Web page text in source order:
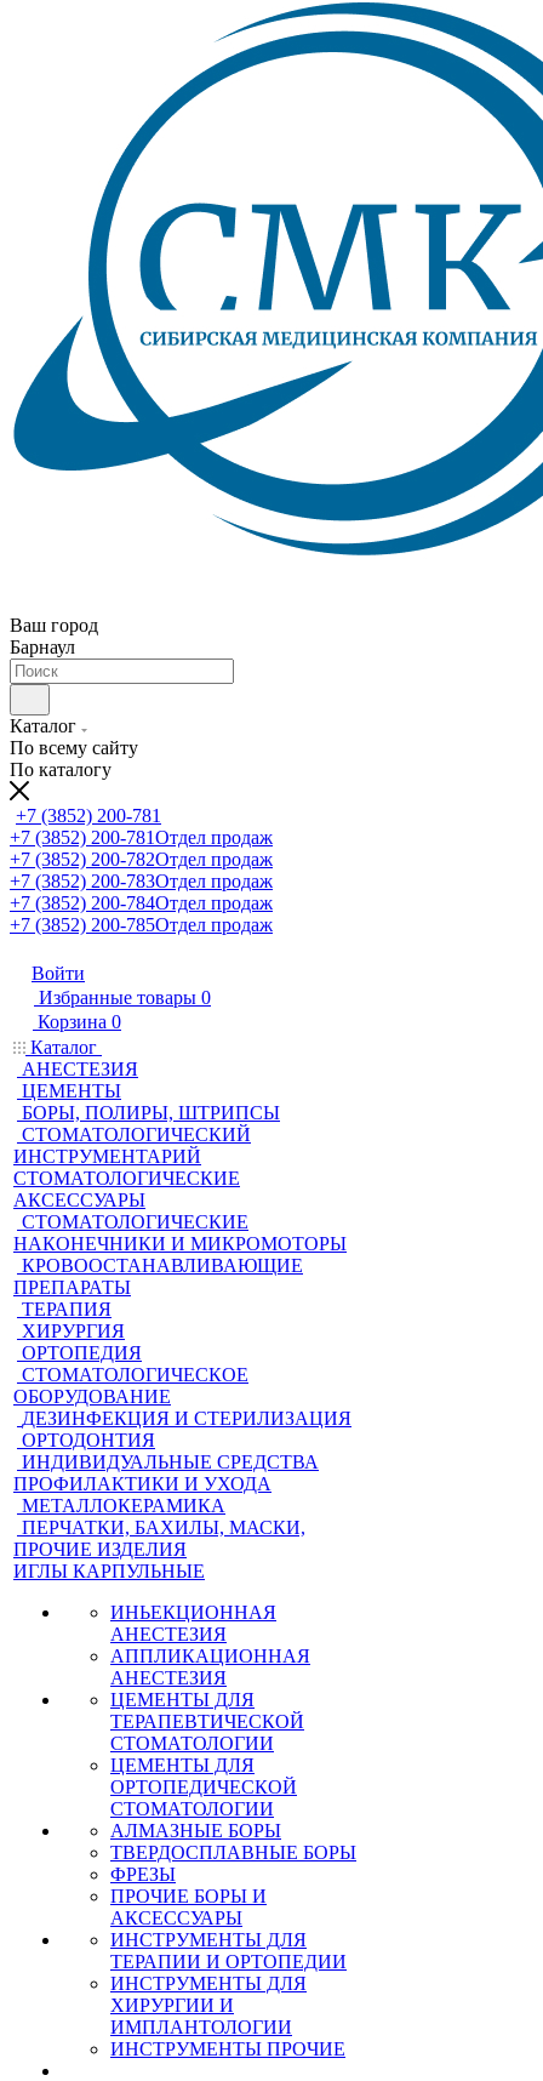
Ваш город
Барнаул
Каталог
По всему сайту
По каталогу
+7 (3852) 200-781
+7 (3852) 200-781Отдел продаж
+7 (3852) 200-782Отдел продаж
+7 (3852) 200-783Отдел продаж
+7 (3852) 200-784Отдел продаж
+7 (3852) 200-785Отдел продаж
Войти
Избранные товары 0
Корзина 0
Каталог
АНЕСТЕЗИЯ
ЦЕМЕНТЫ
БОРЫ, ПОЛИРЫ, ШТРИПСЫ
СТОМАТОЛОГИЧЕСКИЙ
ИНСТРУМЕНТАРИЙ
СТОМАТОЛОГИЧЕСКИЕ
АКСЕССУАРЫ
СТОМАТОЛОГИЧЕСКИЕ
НАКОНЕЧНИКИ И МИКРОМОТОРЫ
КРОВООСТАНАВЛИВАЮЩИЕ
ПРЕПАРАТЫ
ТЕРАПИЯ
ХИРУРГИЯ
ОРТОПЕДИЯ
СТОМАТОЛОГИЧЕСКОЕ
ОБОРУДОВАНИЕ
ДЕЗИНФЕКЦИЯ И СТЕРИЛИЗАЦИЯ
ОРТОДОНТИЯ
ИНДИВИДУАЛЬНЫЕ СРЕДСТВА
ПРОФИЛАКТИКИ И УХОДА
МЕТАЛЛОКЕРАМИКА
ПЕРЧАТКИ, БАХИЛЫ, МАСКИ,
ПРОЧИЕ ИЗДЕЛИЯ
ИГЛЫ КАРПУЛЬНЫЕ
ИНЬЕКЦИОННАЯ
АНЕСТЕЗИЯ
АППЛИКАЦИОННАЯ
АНЕСТЕЗИЯ
ЦЕМЕНТЫ ДЛЯ
ТЕРАПЕВТИЧЕСКОЙ
СТОМАТОЛОГИИ
ЦЕМЕНТЫ ДЛЯ
ОРТОПЕДИЧЕСКОЙ
СТОМАТОЛОГИИ
АЛМАЗНЫЕ БОРЫ
ТВЕРДОСПЛАВНЫЕ БОРЫ
ФРЕЗЫ
ПРОЧИЕ БОРЫ И
АКСЕССУАРЫ
ИНСТРУМЕНТЫ ДЛЯ
ТЕРАПИИ И ОРТОПЕДИИ
ИНСТРУМЕНТЫ ДЛЯ
ХИРУРГИИ И
ИМПЛАНТОЛОГИИ
ИНСТРУМЕНТЫ ПРОЧИЕ